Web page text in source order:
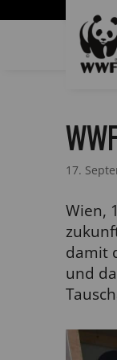
17.
Wien,
damit
und